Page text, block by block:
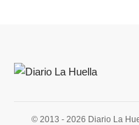
© 2013 - 2026 Diario La